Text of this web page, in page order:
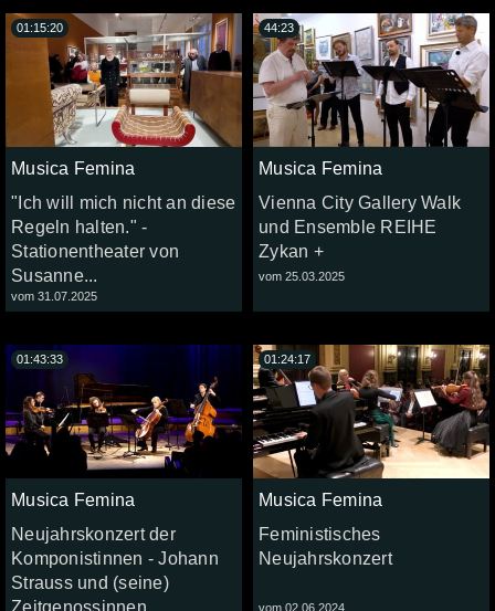
Musica Femina
"Ich will mich nicht an diese
Regeln halten." -
Stationentheater von
Susanne...
vom 31.07.2025
01:15:20
Musica Femina
Vienna City Gallery Walk
und Ensemble REIHE
Zykan +
vom 25.03.2025
44:23
Musica Femina
Neujahrskonzert der
Komponistinnen - Johann
Strauss und (seine)
Zeitgenossinnen
01:43:33
Musica Femina
Feministisches
Neujahrskonzert
vom 02.06.2024
01:24:17